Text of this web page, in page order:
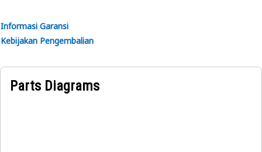
Informasi Garansi
Kebijakan Pengembalian
Parts Diagrams